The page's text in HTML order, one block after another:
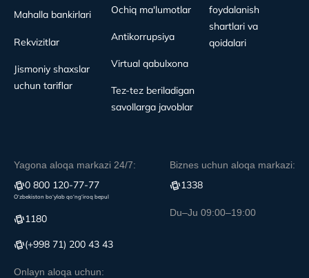
Mahalla bankirlari
Rekvizitlar
Jismoniy shaxslar
uchun tariflar
Ochiq ma'lumotlar
Antikorrupsiya
Virtual qabulxona
Tez-tez beriladigan
savollarga javoblar
foydalanish
shartlari va
qoidalari
Yagona aloqa markazi 24/7:
0 800 120-77-77
O‘zbekiston bo‘ylab qo‘ng‘iroq bepul
1180
(+998 71) 200 43 43
Onlayn aloqa uchun:
Biznes uchun aloqa markazi:
1338
Du–Ju 09:00–19:00